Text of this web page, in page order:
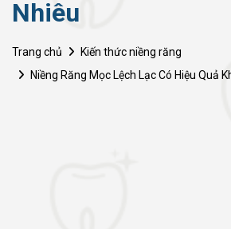
Nhiêu
Trang chủ
Kiến thức niềng răng
Niềng Răng Mọc Lệch Lạc Có Hiệu Quả